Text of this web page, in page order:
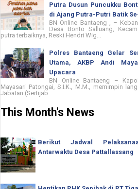
Putra Dusun Puncukku
di Ajang Putra-Putri Batik
BN Online Bantaeng , –
Desa Bonto Salluang,
putra terbaiknya, Reski Hendri Wig...
Polres Bantaeng Gelar
Utama, AKBP Andi
Upacara
BN Online Bantaeng –
Mayasari Patongai, S.I.K., M.M., memimpin
Jabatan (Sertijab...
This Month's News
Berikut Jadwal
Antarwaktu Desa Pattallassang